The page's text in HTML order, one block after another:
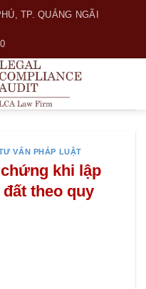
TP. QUẢNG NGÃI
VẤN PHÁP LUẬT
khi lập
theo quy